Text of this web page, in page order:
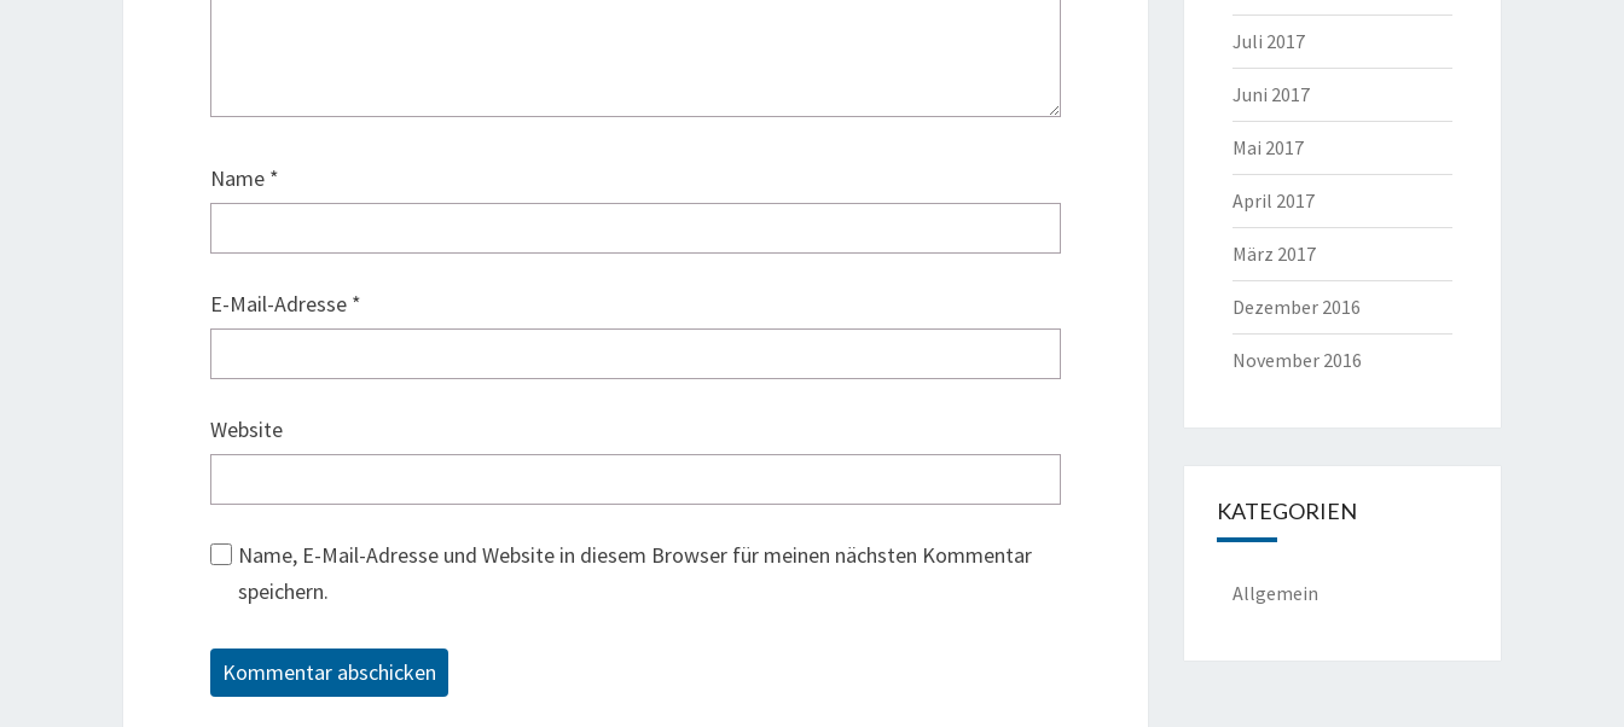
Name *
E-Mail-Adresse *
Website
Name, E-Mail-Adresse und Website in diesem Browser für meinen nächsten Kommentar
speichern.
Juli 2017
Juni 2017
Mai 2017
April 2017
März 2017
Dezember 2016
November 2016
KATEGORIEN
Allgemein